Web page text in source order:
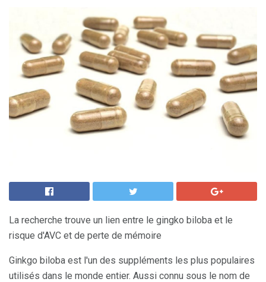
La recherche trouve un lien entre le gingko biloba et le
risque d'AVC et de perte de mémoire
Ginkgo biloba est l'un des suppléments les plus populaires
utilisés dans le monde entier. Aussi connu sous le nom de